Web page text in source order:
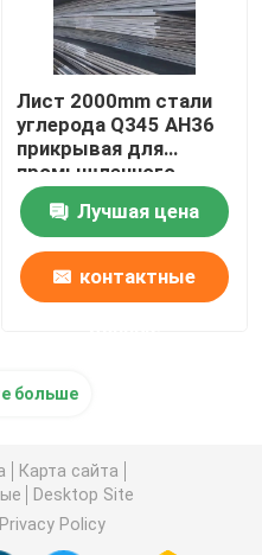
Лист 2000mm стали
углерода Q345 AH36
прикрывая для
промышленного
использования
Лучшая цена
контактные
больше
Карта сайта
Desktop Site
Privacy Policy